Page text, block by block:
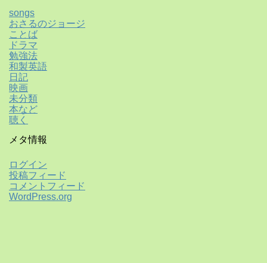
songs
おさるのジョージ
ことば
ドラマ
勉強法
和製英語
日記
映画
未分類
本など
聴く
メタ情報
ログイン
投稿フィード
コメントフィード
WordPress.org